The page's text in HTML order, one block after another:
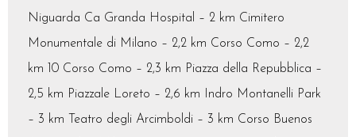
Niguarda Ca Granda Hospital – 2 km Cimitero
Monumentale di Milano – 2,2 km Corso Como – 2,2
km 10 Corso Como – 2,3 km Piazza della Repubblica –
2,5 km Piazzale Loreto – 2,6 km Indro Montanelli Park
– 3 km Teatro degli Arcimboldi – 3 km Corso Buenos